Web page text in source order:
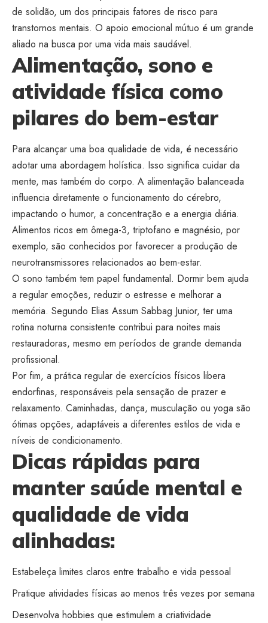
de solidão, um dos principais fatores de risco para
transtornos mentais. O apoio emocional mútuo é um grande
aliado na busca por uma vida mais saudável.
Alimentação, sono e
atividade física como
pilares do bem-estar
Para alcançar uma boa qualidade de vida, é necessário
adotar uma abordagem holística. Isso significa cuidar da
mente, mas também do corpo. A alimentação balanceada
influencia diretamente o funcionamento do cérebro,
impactando o humor, a concentração e a energia diária.
Alimentos ricos em ômega-3, triptofano e magnésio, por
exemplo, são conhecidos por favorecer a produção de
neurotransmissores relacionados ao bem-estar.
O sono também tem papel fundamental. Dormir bem ajuda
a regular emoções, reduzir o estresse e melhorar a
memória. Segundo Elias Assum Sabbag Junior, ter uma
rotina noturna consistente contribui para noites mais
restauradoras, mesmo em períodos de grande demanda
profissional.
Por fim, a prática regular de exercícios físicos libera
endorfinas, responsáveis pela sensação de prazer e
relaxamento. Caminhadas, dança, musculação ou yoga são
ótimas opções, adaptáveis a diferentes estilos de vida e
níveis de condicionamento.
Dicas rápidas para
manter saúde mental e
qualidade de vida
alinhadas:
Estabeleça limites claros entre trabalho e vida pessoal
Pratique atividades físicas ao menos três vezes por semana
Desenvolva hobbies que estimulem a criatividade